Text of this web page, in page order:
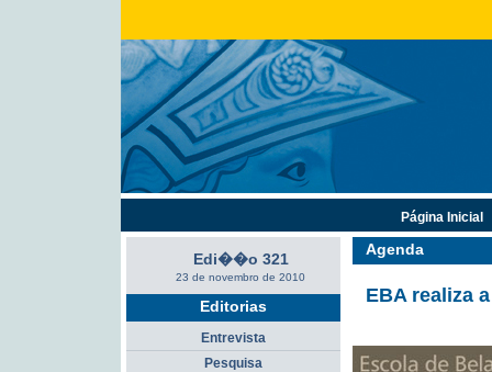
Agenda
EBA realiza
Edi��o 321
23 de novembro de 2010
Editorias
Entrevista
Pesquisa
Página Inicial